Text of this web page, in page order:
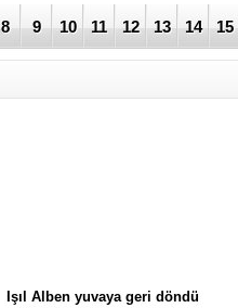
8 9 10 11 12 13 14 15
Işıl Alben yuvaya geri döndü